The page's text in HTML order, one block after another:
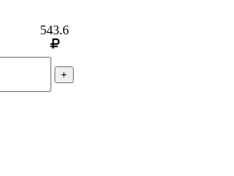
543.6
+